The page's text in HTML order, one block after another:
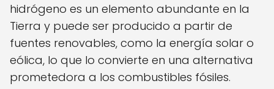
hidrógeno es un elemento abundante en la
Tierra y puede ser producido a partir de
fuentes renovables, como la energía solar o
eólica, lo que lo convierte en una alternativa
prometedora a los combustibles fósiles.